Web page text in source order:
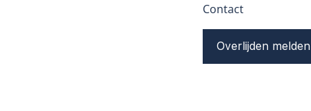
Contact
Overlijden melden